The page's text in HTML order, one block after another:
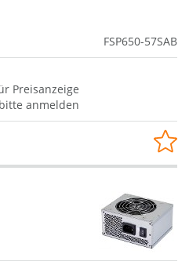
FSP650-57SAB
Preisanzeige
bitte anmelden